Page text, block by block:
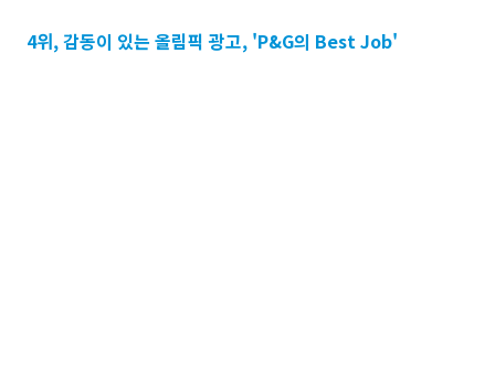
4위, 감동이 있는 올림픽 광고, 'P&G의 Best Job'